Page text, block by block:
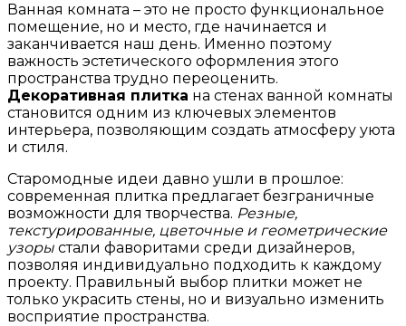
Ванная комната – это не просто функциональное
помещение, но и место, где начинается и
заканчивается наш день. Именно поэтому
важность эстетического оформления этого
пространства трудно переоценить.
Декоративная плитка на стенах ванной комнаты
становится одним из ключевых элементов
интерьера, позволяющим создать атмосферу уюта
и стиля.
Старомодные идеи давно ушли в прошлое:
современная плитка предлагает безграничные
возможности для творчества. Резные,
текстурированные, цветочные и геометрические
узоры стали фаворитами среди дизайнеров,
позволяя индивидуально подходить к каждому
проекту. Правильный выбор плитки может не
только украсить стены, но и визуально изменить
восприятие пространства.